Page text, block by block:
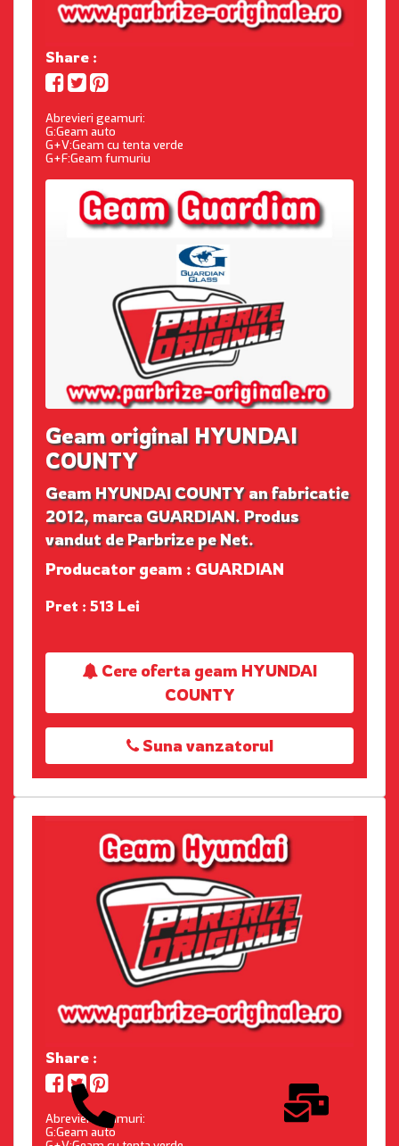
Share :
Abrevieri geamuri:
G:Geam auto
G+V:Geam cu tenta verde
G+F:Geam fumuriu
Geam original HYUNDAI
COUNTY
Geam HYUNDAI COUNTY an fabricatie
2012, marca GUARDIAN. Produs
vandut de Parbrize pe Net.
Producator geam : GUARDIAN
Pret : 513 Lei
Cere oferta geam HYUNDAI
COUNTY
Suna vanzatorul
Share :
Abrevieri geamuri:
G:Geam auto